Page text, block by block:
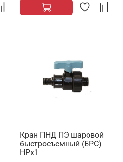
Кран ПНД ПЭ шаровой
быстросъемный (БРС)
НРх1